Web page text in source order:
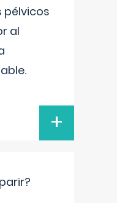
pélvicos
al
+